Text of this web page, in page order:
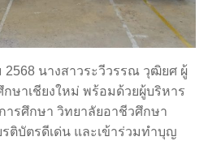
นางสาวระวีวรรณ วุฒิยศ ผู้
ษาเชียงใหม่ พร้อมด้วยผู้บริหาร
รศึกษา วิทยาลัยอาชีวศึกษา
รติบัตรดีเด่น และเข้าร่วมทำบุญ